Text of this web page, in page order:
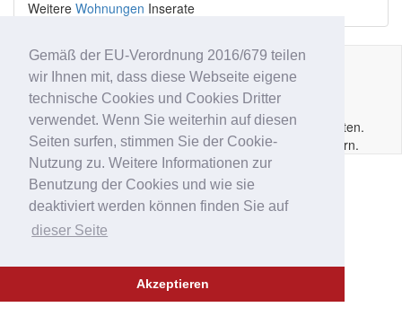
Gemäß der EU-Verordnung 2016/679 teilen
wir Ihnen mit, dass diese Webseite eigene
technische Cookies und Cookies Dritter
verwendet. Wenn Sie weiterhin auf diesen
Seiten surfen, stimmen Sie der Cookie-
Nutzung zu. Weitere Informationen zur
Benutzung der Cookies und wie sie
deaktiviert werden können finden Sie auf
dieser Seite
Akzeptieren
Weitere Wohnungen Inserate
Impressum| Datenschutz|AGB|Kontakt|Hilfe
IT02 621350210
Copyright © 2014 - 2026 Immobar.it. Alle Rechte vorbehalten.
Ausgewiesene Marken gehören den jeweiligen Eigentümern.